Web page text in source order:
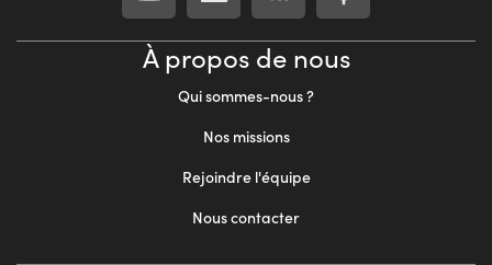
À propos de nous
Qui sommes-nous ?
Nos missions
Rejoindre l'équipe
Nous contacter